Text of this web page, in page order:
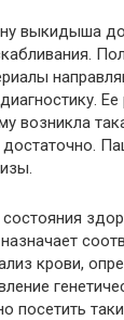
выкидыша
возникла
крови,
посетить